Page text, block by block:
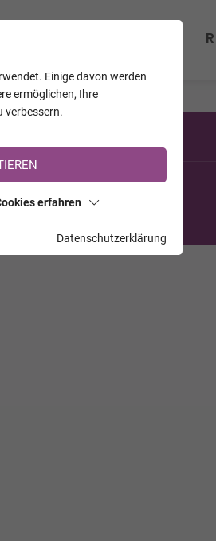
registriert?
<<
Einige davon werden
ermöglichen, Ihre
verbessern.
erfahren
Datenschutzerklärung
UNTERNEHMEN